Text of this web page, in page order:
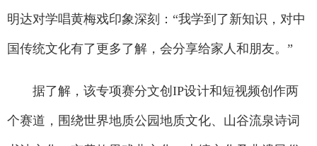
明达对学唱黄梅戏印象深刻：“我学到了新知识，对中
国传统文化有了更多了解，会分享给家人和朋友。”
据了解，该专项赛分文创IP设计和短视频创作两
个赛道，围绕世界地质公园地质文化、山谷流泉诗词